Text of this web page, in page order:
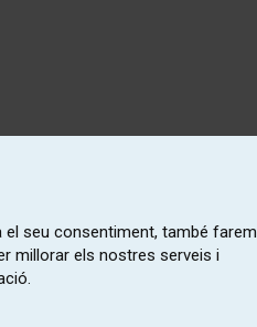
seu consentiment, també farem
millorar els nostres serveis i